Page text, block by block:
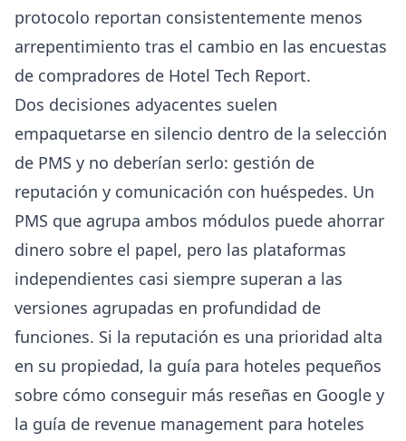
protocolo reportan consistentemente menos
arrepentimiento tras el cambio en las encuestas
de compradores de Hotel Tech Report.
Dos decisiones adyacentes suelen
empaquetarse en silencio dentro de la selección
de PMS y no deberían serlo: gestión de
reputación y comunicación con huéspedes. Un
PMS que agrupa ambos módulos puede ahorrar
dinero sobre el papel, pero las plataformas
independientes casi siempre superan a las
versiones agrupadas en profundidad de
funciones. Si la reputación es una prioridad alta
en su propiedad, la guía para hoteles pequeños
sobre cómo conseguir más reseñas en Google y
la guía de revenue management para hoteles